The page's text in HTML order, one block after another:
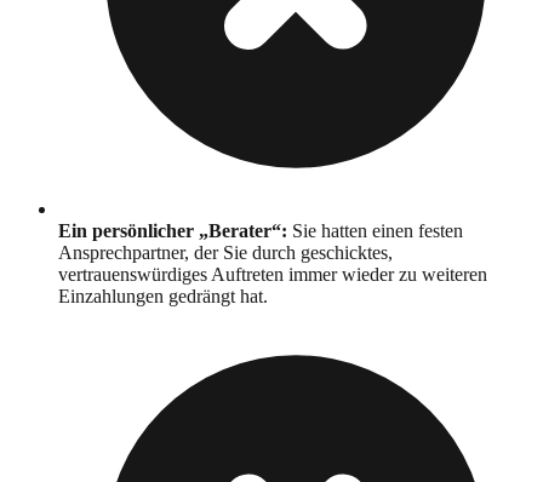
Ein persönlicher „Berater“: Sie hatten einen festen
Ansprechpartner, der Sie durch geschicktes,
vertrauenswürdiges Auftreten immer wieder zu weiteren
Einzahlungen gedrängt hat.